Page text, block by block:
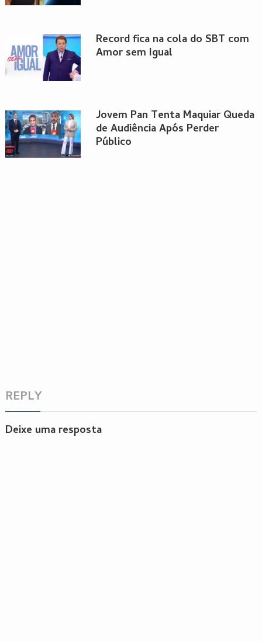
Record fica na cola do SBT com
Amor sem Igual
Jovem Pan Tenta Maquiar Queda
de Audiência Após Perder
Público
REPLY
Deixe uma resposta